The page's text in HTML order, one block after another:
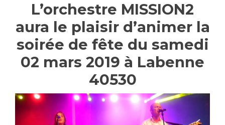
L’orchestre MISSION2
aura le plaisir d’animer la
soirée de fête du samedi
02 mars 2019 à Labenne
40530